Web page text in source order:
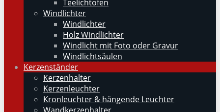
Teelichtofen
Windlichter
Windlichter
Holz Windlichter
Windlicht mit Foto oder Gravur
Windlichtsäulen
Kerzenständer
Kerzenhalter
Kerzenleuchter
Kronleuchter & hängende Leuchter